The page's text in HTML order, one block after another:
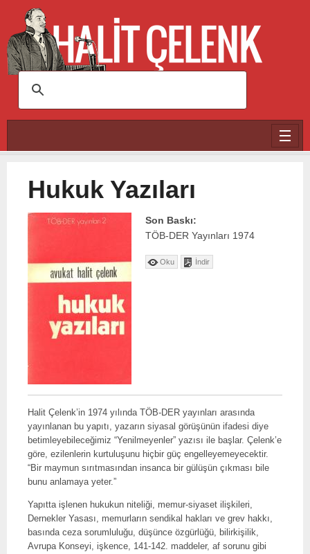
Ana içeriğe atla
Hukuk Yazıları
Son Baskı:
TÖB-DER Yayınları 1974
Oku İndir
Halit Çelenk’in 1974 yılında TÖB-DER yayınları arasında
yayınlanan bu yapıtı, yazarın siyasal görüşünün ifadesi diye
betimleyebileceğimiz “Yenilmeyenler” yazısı ile başlar. Çelenk’e
göre, ezilenlerin kurtuluşunu hiçbir güç engelleyemeyecektir.
“Bir maymun sırıtmasından insanca bir gülüşün çıkması bile
bunu anlamaya yeter.”
Yapıtta işlenen hukukun niteliği, memur-siyaset ilişkileri,
Dernekler Yasası, memurların sendikal hakları ve grev hakkı,
basında ceza sorumluluğu, düşünce özgürlüğü, bilirkişilik,
Avrupa Konseyi, işkence, 141-142. maddeler, af sorunu gibi